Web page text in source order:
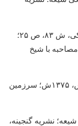
فصلنامه حضور، مصاحبه با شیخ زکزاکی، ش ۸۳، ص ۲۵؛
بعثت، نیمه دوم آذر ۱۳۹۴، ص ۴؛ مصاحبه با شیخ
گزارش رایزن فرهنگی ایران در لاگوس، ۱۳۷۵ش؛ سرزمین
نشریه گنجینه،